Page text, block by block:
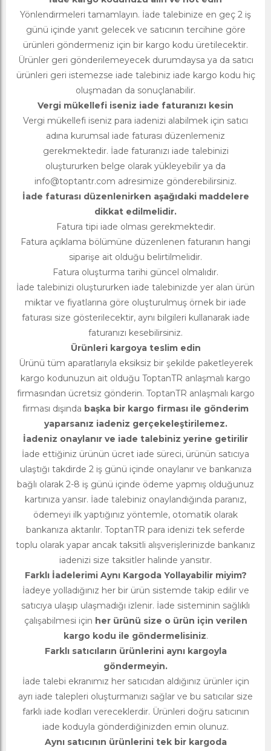
Yönlendirmeleri tamamlayın. İade talebinize en geç 2 iş
günü içinde yanıt gelecek ve satıcının tercihine göre
ürünleri göndermeniz için bir kargo kodu üretilecektir.
Ürünler geri gönderilemeyecek durumdaysa ya da satıcı
ürünleri geri istemezse iade talebiniz iade kargo kodu hiç
oluşmadan da sonuçlanabilir.
Vergi mükellefi iseniz iade faturanızı kesin
Vergi mükellefi iseniz para iadenizi alabilmek için satıcı
adına kurumsal iade faturası düzenlemeniz
gerekmektedir. İade faturanızı iade talebinizi
oluştururken belge olarak yükleyebilir ya da
info@toptantr.com adresimize gönderebilirsiniz.
İade faturası düzenlenirken aşağıdaki maddelere
dikkat edilmelidir.
Fatura tipi iade olması gerekmektedir.
Fatura açıklama bölümüne düzenlenen faturanın hangi
siparişe ait olduğu belirtilmelidir.
Fatura oluşturma tarihi güncel olmalıdır.
İade talebinizi oluştururken iade talebinizde yer alan ürün
miktar ve fiyatlarına göre oluşturulmuş örnek bir iade
faturası size gösterilecektir, aynı bilgileri kullanarak iade
faturanızı kesebilirsiniz.
Ürünleri kargoya teslim edin
Ürünü tüm aparatlarıyla eksiksiz bir şekilde paketleyerek
kargo kodunuzun ait olduğu ToptanTR anlaşmalı kargo
firmasından ücretsiz gönderin. ToptanTR anlaşmalı kargo
firması dışında başka bir kargo firması ile gönderim
yaparsanız iadeniz gerçekeleştirilemez.
İadeniz onaylanır ve iade talebiniz yerine getirilir
İade ettiğiniz ürünün ücret iade süreci, ürünün satıcıya
ulaştığı takdirde 2 iş günü içinde onaylanır ve bankanıza
bağlı olarak 2-8 iş günü içinde ödeme yapmış olduğunuz
kartınıza yansır. İade talebiniz onaylandığında paranız,
ödemeyi ilk yaptığınız yöntemle, otomatik olarak
bankanıza aktarılır. ToptanTR para idenizi tek seferde
toplu olarak yapar ancak taksitli alışverişlerinizde bankanız
iadenizi size taksitler halinde yansıtır.
Farklı İadelerimi Aynı Kargoda Yollayabilir miyim?
İadeye yolladığınız her bir ürün sistemde takip edilir ve
satıcıya ulaşıp ulaşmadığı izlenir. İade sisteminin sağlıklı
çalışabilmesi için her ürünü size o ürün için verilen
kargo kodu ile göndermelisiniz.
Farklı satıcıların ürünlerini aynı kargoyla
göndermeyin.
İade talebi ekranımız her satıcıdan aldığınız ürünler için
ayrı iade talepleri oluşturmanızı sağlar ve bu satıcılar size
farklı iade kodları vereceklerdir. Ürünleri doğru satıcının
iade koduyla gönderdiğinizden emin olunuz.
Aynı satıcının ürünlerini tek bir kargoda